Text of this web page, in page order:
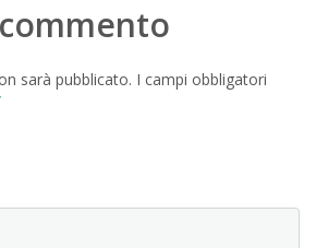
sarà pubblicato. I campi obbligatori